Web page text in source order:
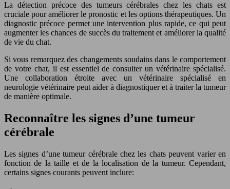
La détection précoce des tumeurs cérébrales chez les chats est
cruciale pour améliorer le pronostic et les options thérapeutiques. Un
diagnostic précoce permet une intervention plus rapide, ce qui peut
augmenter les chances de succès du traitement et améliorer la qualité
de vie du chat.
Si vous remarquez des changements soudains dans le comportement
de votre chat, il est essentiel de consulter un vétérinaire spécialisé.
Une collaboration étroite avec un vétérinaire spécialisé en
neurologie vétérinaire peut aider à diagnostiquer et à traiter la tumeur
de manière optimale.
Reconnaître les signes d’une tumeur
cérébrale
Les signes d’une tumeur cérébrale chez les chats peuvent varier en
fonction de la taille et de la localisation de la tumeur. Cependant,
certains signes courants peuvent inclure: